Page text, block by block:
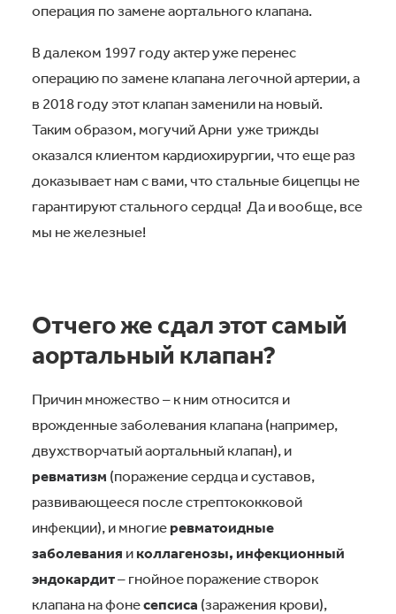
операция по замене аортального клапана.
В далеком 1997 году актер уже перенес
операцию по замене клапана легочной артерии, а
в 2018 году этот клапан заменили на новый.
Таким образом, могучий Арни уже трижды
оказался клиентом кардиохирургии, что еще раз
доказывает нам с вами, что стальные бицепцы не
гарантируют стального сердца! Да и вообще, все
мы не железные!
Отчего же сдал этот самый
аортальный клапан?
Причин множество – к ним относится и
врожденные заболевания клапана (например,
двухстворчатый аортальный клапан), и
ревматизм (поражение сердца и суставов,
развивающееся после стрептококковой
инфекции), и многиеревматоидные
заболевания иколлагенозы, инфекционный
эндокардит– гнойное поражение створок
клапана на фонесепсиса (заражения крови),